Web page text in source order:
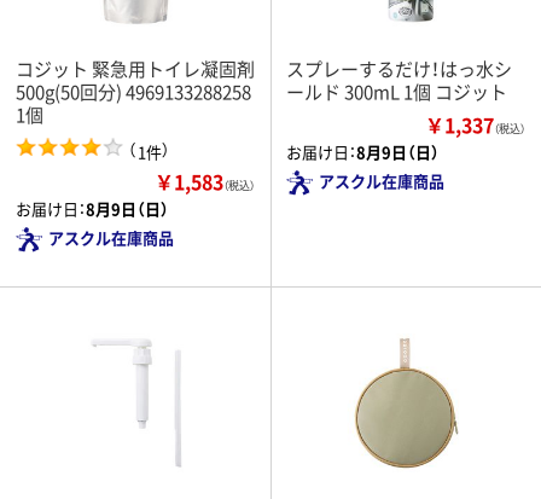
コジット 緊急用トイレ凝固剤
500g(50回分) 4969133288258
1個
（1件）
￥1,583（税込）
お届け日：8月9日（日）
アスクル在庫商品
スプレーするだけ！はっ水シ
ールド 300mL 1個 コジット
￥1,337（税込）
お届け日：8月9日（日）
アスクル在庫商品